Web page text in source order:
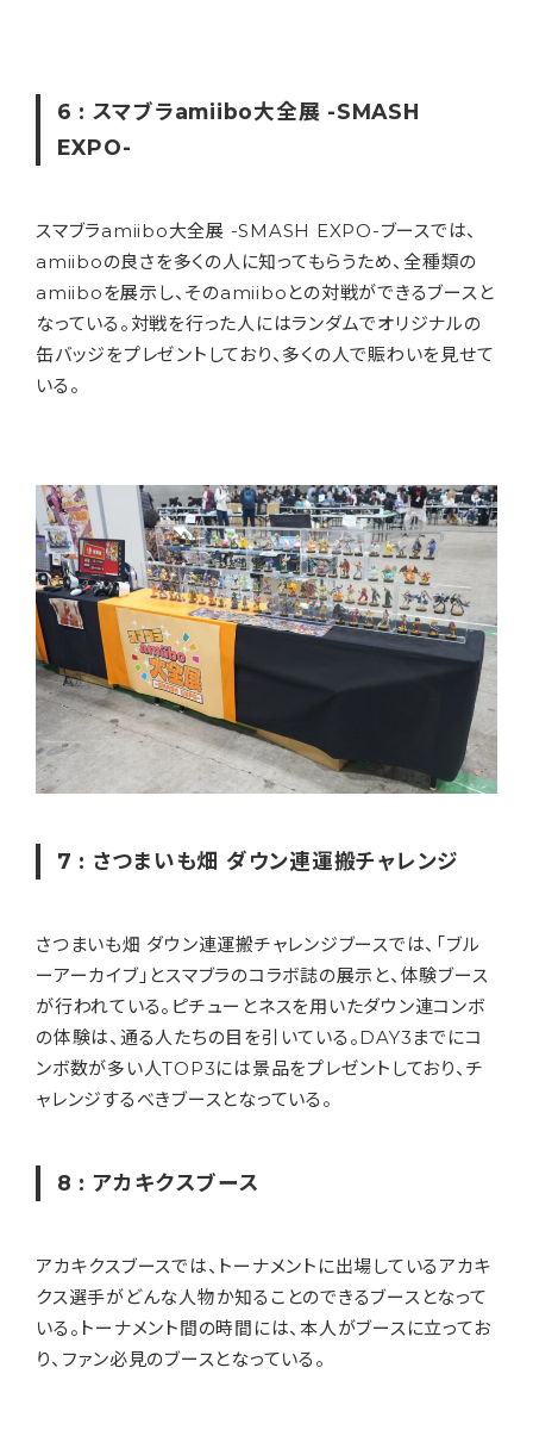
6 : スマブラamiibo大全展 -SMASH
EXPO-
スマブラamiibo大全展 -SMASH EXPO-ブースでは、
amiiboの良さを多くの人に知ってもらうため、全種類の
amiiboを展示し、そのamiiboとの対戦ができるブースと
なっている。対戦を行った人にはランダムでオリジナルの
缶バッジをプレゼントしており、多くの人で賑わいを見せて
いる。
7 : さつまいも畑 ダウン連運搬チャレンジ
さつまいも畑 ダウン連運搬チャレンジブースでは、「ブル
ーアーカイブ」とスマブラのコラボ誌の展示と、体験ブース
が行われている。ピチューとネスを用いたダウン連コンボ
の体験は、通る人たちの目を引いている。DAY3までにコ
ンボ数が多い人TOP3には景品をプレゼントしており、チ
ャレンジするべきブースとなっている。
8 : アカキクスブース
アカキクスブースでは、トーナメントに出場しているアカキ
クス選手がどんな人物か知ることのできるブースとなって
いる。トーナメント間の時間には、本人がブースに立ってお
り、ファン必見のブースとなっている。